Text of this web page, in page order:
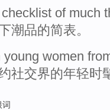
of much
潮品的简表。
young women
社交界的年轻时
词